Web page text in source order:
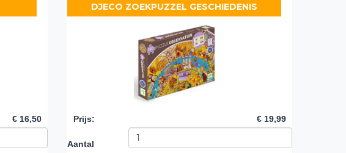
€ 16,50
DJECO ZOEKPUZZEL GESCHIEDENIS
Prijs: € 19,99
Aantal